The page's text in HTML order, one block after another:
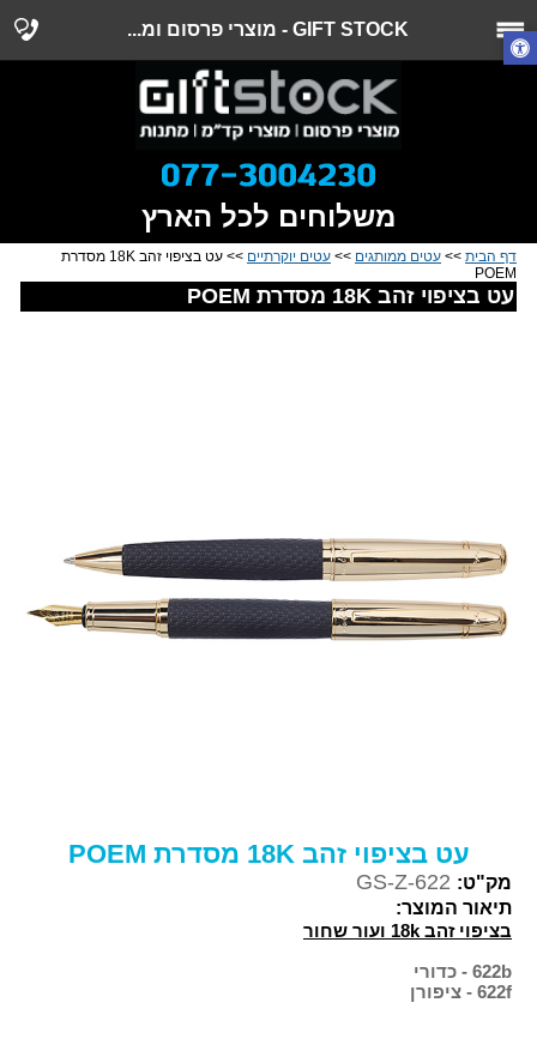
GIFT STOCK - מוצרי פרסום ומ...
משלוחים לכל הארץ
דף הבית >> עטים ממותגים >> עטים יוקרתיים
>> עט בציפוי זהב 18K מסדרת
POEM
עט בציפוי זהב 18K מסדרת POEM
עט בציפוי זהב 18K מסדרת POEM
מק"ט: GS-Z-622
תיאור המוצר:
בציפוי זהב 18k ועור שחור
622b - כדורי
622f - ציפורן